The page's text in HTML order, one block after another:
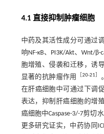
4.1 直接抑制肿瘤细胞
中药及其活性成分可通过
响NF-κB、PI3K/Akt、Wnt/
胞增殖、侵袭和迁移，诱
显著的抗肿瘤作用
［20-21
在肝癌细胞中可通过下调
表达，抑制肝癌细胞的增
癌细胞中Caspase-3/-7剪切
更多研究证实，中药协同